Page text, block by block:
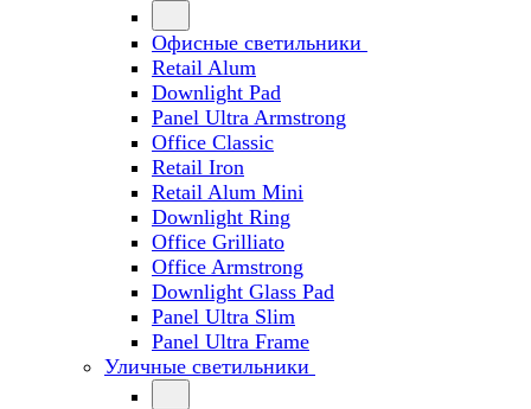
Офисные светильники
Retail Alum
Downlight Pad
Panel Ultra Armstrong
Office Classic
Retail Iron
Retail Alum Mini
Downlight Ring
Office Grilliato
Office Armstrong
Downlight Glass Pad
Panel Ultra Slim
Panel Ultra Frame
Уличные светильники